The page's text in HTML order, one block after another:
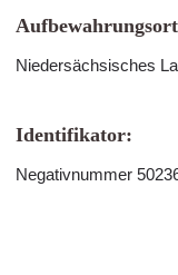
Niedersächsisches
Identifikator:
Negativnummer